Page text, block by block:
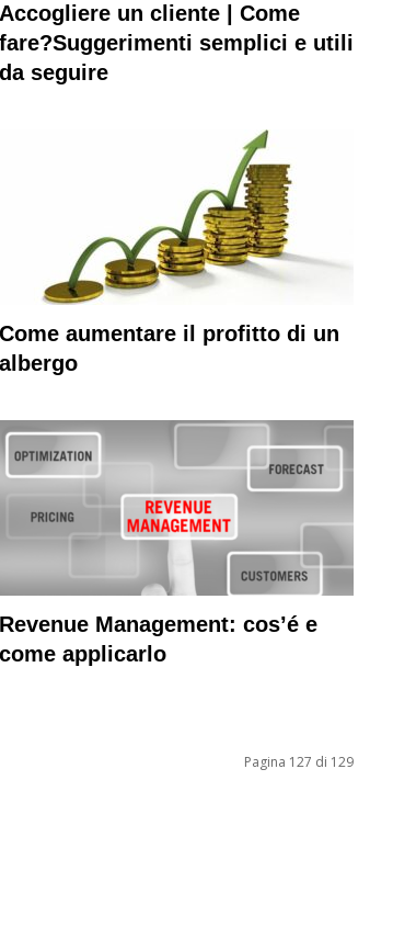
Accogliere un cliente | Come
fare?Suggerimenti semplici e utili
da seguire
Come aumentare il profitto di un
albergo
Revenue Management: cos’é e
come applicarlo
Pagina 127 di 129